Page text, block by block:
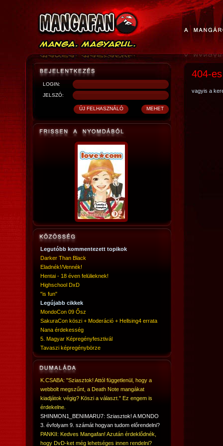
LOGIN:
JELSZÓ:
Legutóbb kommentezett topikok
Darker Than Black
Eladnék!/Vennék!
Hentai - 18 éven felülieknek!
Highschool DxD
"is fun"
Legújabb cikkek
MondoCon 09 Ősz
SakuraCon köszi + Moderáció + Hellsing4 errata
Nana érdekesség
5. Magyar Képregényfesztivál
Tavaszi képregénybörze
K.CSABA: "Sziasztok! Attól függetlenül, hogy a
webbolt megszűnt, a Death Note mangákat
kiadjátok végig? Köszi a választ." Ez engem is
érdekelne.
SHINMON1_BENIMARU7: Sziasztok! A MONDO
3. évfolyam 9. számát hogyan tudom előrendelni?
PANKII: Kedves Mangafan! Azután érdeklődnék,
hogy DvD-ket még lehetséges innen rendelni?
404-
vagyis a